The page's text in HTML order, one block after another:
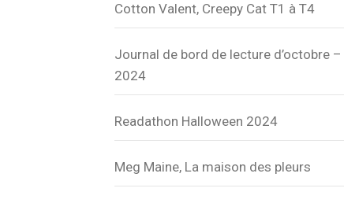
Cotton Valent, Creepy Cat T1 à T4
Journal de bord de lecture d’octobre –
2024
Readathon Halloween 2024
Meg Maine, La maison des pleurs